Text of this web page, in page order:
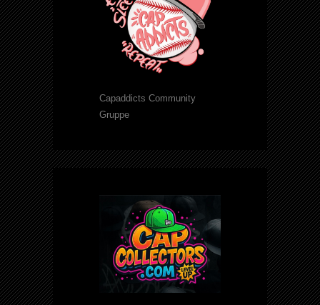
Capaddicts Community
Gruppe